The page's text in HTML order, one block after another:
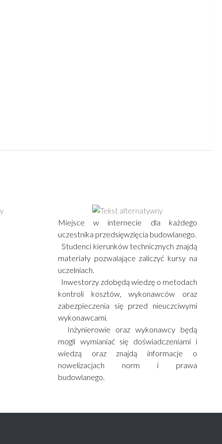
Miejsce w internecie dla każdego
uczestnika przedsięwzięcia budowlanego.
Studenci kierunków technicznych znajdą
materiały pozwalające zaliczyć kursy na
uczelniach.
Inwestorzy zdobędą wiedzę o metodach
kontroli kosztów, wykonawców oraz
zabezpieczenia się przed nieuczciwymi
wykonawcami.
Inżynierowie oraz wykonawcy będą
mogli wymianiać się doświadczeniami i
wiedzą oraz znajdą informacje o
nowelizacjach norm i prawa
budowlanego.